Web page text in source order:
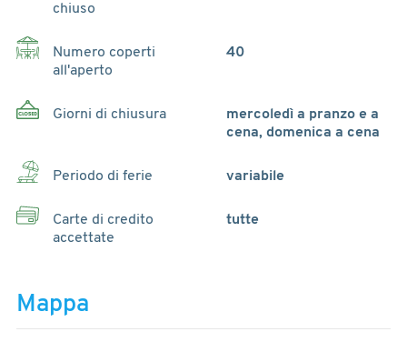
chiuso
Numero coperti
all'aperto
40
Giorni di chiusura
mercoledì a pranzo e a
cena, domenica a cena
Periodo di ferie variabile
Carte di credito
accettate
tutte
Mappa